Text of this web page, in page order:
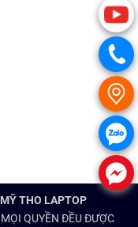
MỸ THO LAPTOP
QUYỀN ĐỀU ĐƯỢC
.
.
.
.
.